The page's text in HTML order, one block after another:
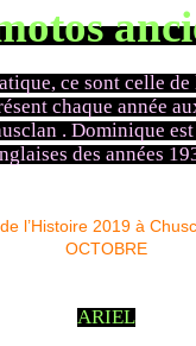
ce sont celle
chaque année
. Dominique
des années
ARIEL